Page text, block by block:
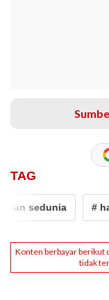
TAG
sedunia #